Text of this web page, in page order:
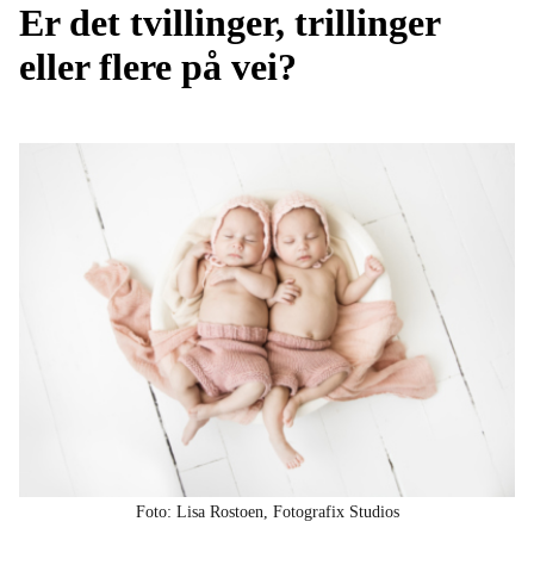
Er det tvillinger, trillinger
eller flere på vei?
Foto: Lisa Rostoen, Fotografix Studios